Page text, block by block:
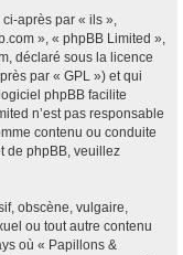
après par « ils »,
», « phpBB Limited »,
déclaré sous la licence
par « GPL ») et qui
phpBB facilite
n’est pas responsable
contenu ou conduite
de phpBB, veuillez
obscène, vulgaire,
ou tout autre contenu
où « Papillons &